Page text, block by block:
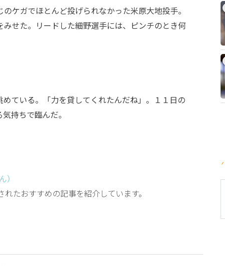
ケガでほとんど投げられなかった米原大地投手。
せた。リードした細野選手には、ピンチのとき何
ている。「力を貸してくれたんだね」。１１日の
持ちで臨んだ。
たおすすめの記事を紹介しています。